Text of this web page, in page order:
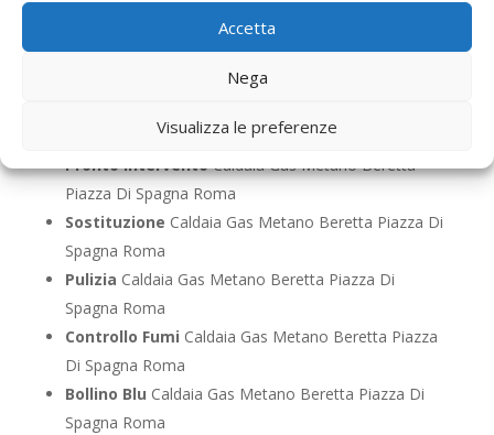
Accetta
Nega
Visualizza le preferenze
ManutenzioneCaldaia Gas Metano Beretta Piazza
Spagna Roma
Pronto InterventoCaldaia Gas Metano Beretta
Piazza Di Spagna Roma
Sostituzione Caldaia Gas Metano Beretta Piazza Di
Spagna Roma
Pulizia Caldaia Gas Metano Beretta Piazza Di
Spagna Roma
Controllo Fumi Caldaia Gas Metano Beretta Piazza
Di Spagna Roma
Bollino Blu Caldaia Gas Metano Beretta Piazza Di
Spagna Roma